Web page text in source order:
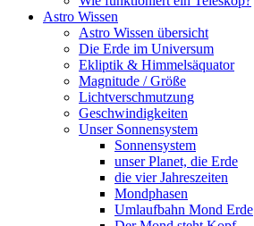
Astro Wissen
Astro Wissen übersicht
Die Erde im Universum
Ekliptik & Himmelsäquator
Magnitude / Größe
Lichtverschmutzung
Geschwindigkeiten
Unser Sonnensystem
Sonnensystem
unser Planet, die Erde
die vier Jahreszeiten
Mondphasen
Umlaufbahn Mond Erde